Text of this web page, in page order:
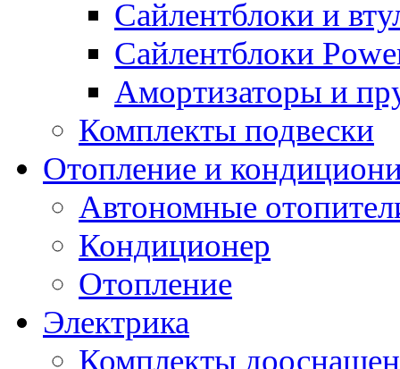
Сайлентблоки и
Сайлентблоки
Амортизаторы и
Комплекты подвески
Отопление и
Автономные
Кондиционер
Отопление
Электрика
Комплекты